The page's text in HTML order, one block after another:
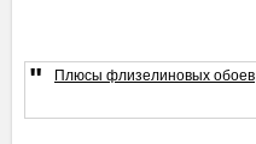
" Плюсы флизелиновых обоев